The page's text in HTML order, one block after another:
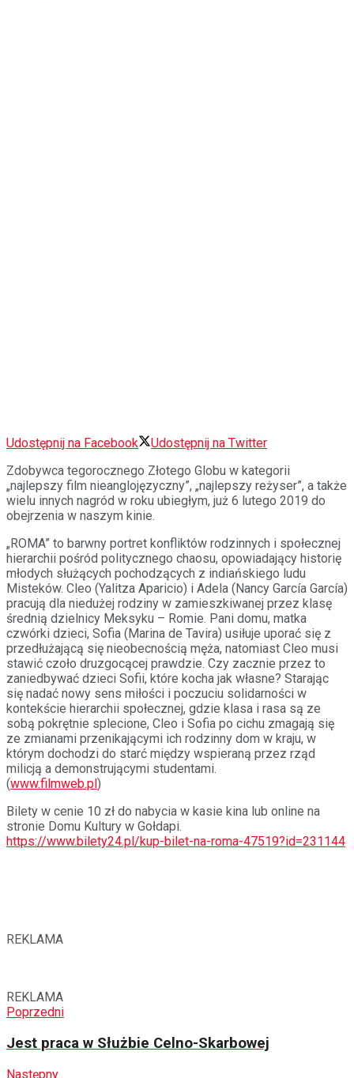
Udostępnij na Facebook
Udostępnij na Twitter
Zdobywca tegorocznego Złotego Globu w kategorii
„najlepszy film nieanglojęzyczny”, „najlepszy reżyser”, a także
wielu innych nagród w roku ubiegłym, już 6 lutego 2019 do
obejrzenia w naszym kinie.
„ROMA” to barwny portret konfliktów rodzinnych i społecznej
hierarchii pośród politycznego chaosu, opowiadający historię
młodych służących pochodzących z indiańskiego ludu
Misteków. Cleo (Yalitza Aparicio) i Adela (Nancy García García)
pracują dla niedużej rodziny w zamieszkiwanej przez klasę
średnią dzielnicy Meksyku – Romie. Pani domu, matka
czwórki dzieci, Sofia (Marina de Tavira) usiłuje uporać się z
przedłużającą się nieobecnością męża, natomiast Cleo musi
stawić czoło druzgocącej prawdzie. Czy zacznie przez to
zaniedbywać dzieci Sofii, które kocha jak własne? Starając
się nadać nowy sens miłości i poczuciu solidarności w
kontekście hierarchii społecznej, gdzie klasa i rasa są ze
sobą pokrętnie splecione, Cleo i Sofia po cichu zmagają się
ze zmianami przenikającymi ich rodzinny dom w kraju, w
którym dochodzi do starć między wspieraną przez rząd
milicją a demonstrującymi studentami.
(www.filmweb.pl )
Bilety w cenie 10 zł do nabycia w kasie kina lub online na
stronie Domu Kultury w Gołdapi.
https://www.bilety24.pl/kup-bilet-na-roma-47519?id=231144
REKLAMA
REKLAMA
Poprzedni
Jest praca w Służbie Celno-Skarbowej
Następny